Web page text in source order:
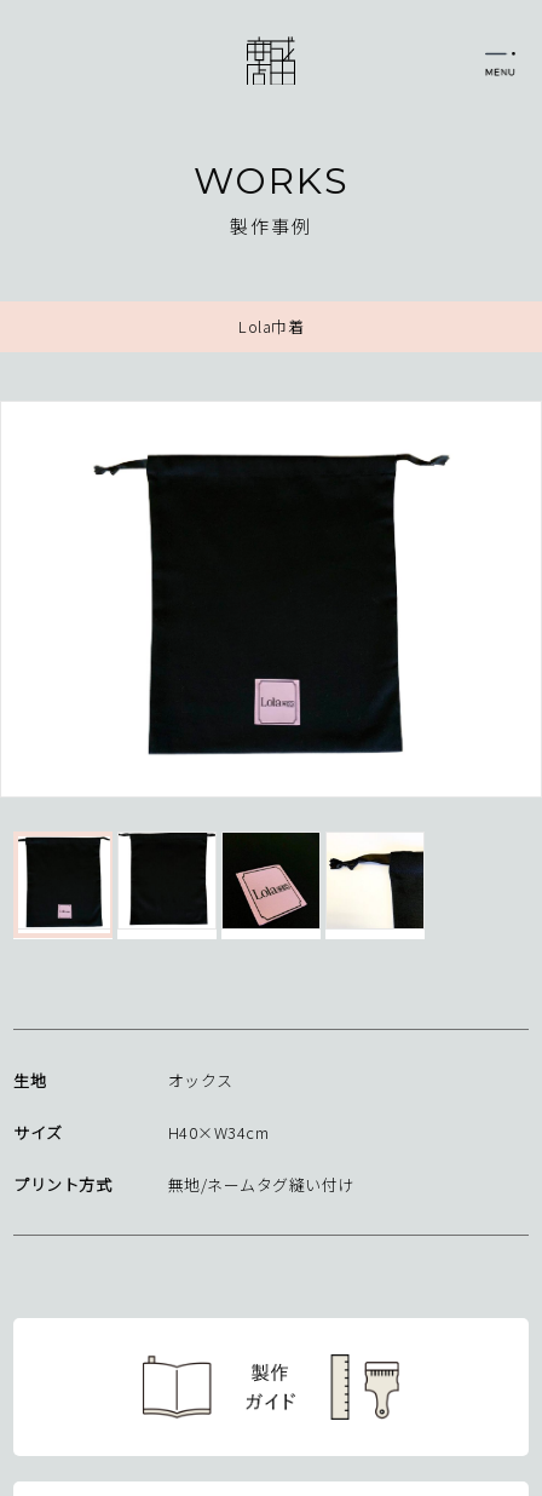
WORKS
製作事例
Lola巾着
生地 オックス
サイズ H40×W34cm
プリント方式 無地/ネームタグ縫い付け